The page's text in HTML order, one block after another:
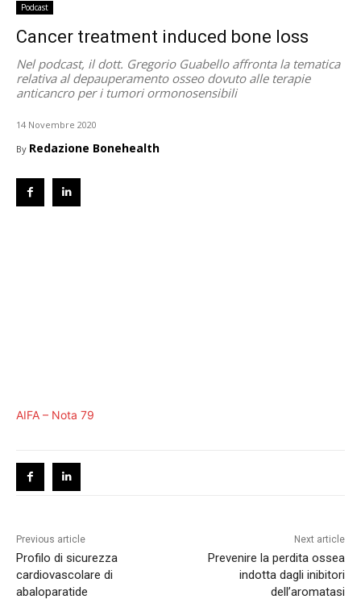
Podcast
Cancer treatment induced bone loss
Nel podcast, il dott. Gregorio Guabello affronta la tematica
relativa al depauperamento osseo dovuto alle terapie
anticancro per i tumori ormonosensibili
14 Novembre 2020
By Redazione Bonehealth
AIFA – Nota 79
Previous article
Profilo di sicurezza
cardiovascolare di
abaloparatide
Next article
Prevenire la perdita ossea
indotta dagli inibitori
dell’aromatasi